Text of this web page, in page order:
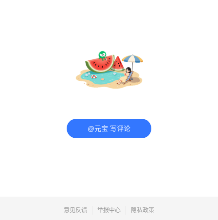
@元宝 写评论
意见反馈 举报中心 隐私政策